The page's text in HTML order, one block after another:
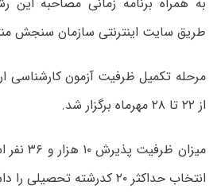
طریق سایت اینترنتی سازمان سنجش
از ۲۲ تا ۲۸ مهرماه برگزار شد.
میزان
انتخاب حداکثر ۲۰ کدرشته تحصیلی را داشتند.